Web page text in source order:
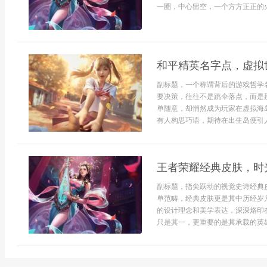
一圈，中心留空，一个方方正正
和平精英名字点，虚
副标题，一个称谓背后的游戏哲
要决策，往往不是跳伞落点，而
单随意，却悄然成为玩家在虚拟
有人构思巧语，期待在出生岛便引
王者荣耀经典皮肤，
副标题，指尖跃动的视觉史诗经
单范畴，经典皮肤更是其中历经
的设计理念和美学表达，深深烙
只是其一，更重要的是其承载的